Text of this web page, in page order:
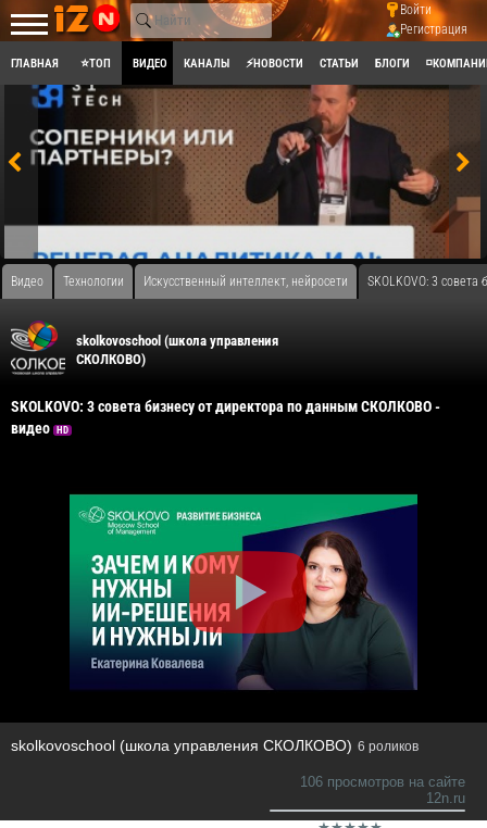
Войти
Регистрация
ГЛАВНАЯ ⭐ТОП ВИДЕО КАНАЛЫ ⚡НОВОСТИ СТАТЬИ БЛОГИ
Видео Технологии Искусственный интеллект, нейросети SKOLKOVO: 3
skolkovoschool (школа управления
СКОЛКОВО)
SKOLKOVO: 3 совета бизнесу от директора по данным СКОЛКОВО -
видео
HD
skolkovoschool (школа управления СКОЛКОВО) 6 роликов
106 просмотров на сайте
12n.ru